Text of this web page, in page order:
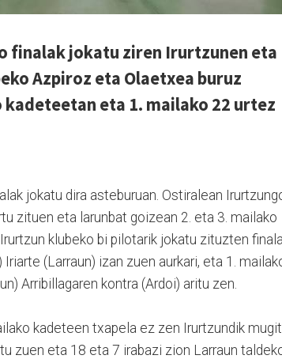
finalak jokatu ziren Irurtzunen eta
Azpiroz eta Olaetxea buruz
eta 1. mailako 22 urtez
jokatu dira asteburuan. Ostiralean
zituen eta larunbat goizean 2. eta 3. mailako
klubeko bi pilotarik jokatu zituzten
(Larraun) izan zuen aurkari, eta 1.
Arribillagaren kontra (Ardoi) aritu zen.
kadeteen txapela ez zen Irurtzundik
zuen eta 18 eta 7 irabazi zion Larraun